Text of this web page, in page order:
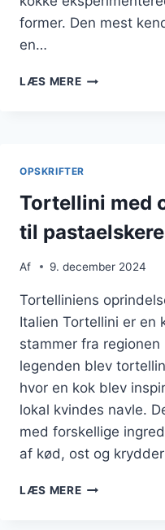
former. Den mest
en…
LÆS MERETORTELLINI
OPSKRIFTER
Tortellini med
til pastaelskere
Af 9. december 2024
Tortelliniens
Italien Tortellini er en
stammer fra regionen
legenden blev
hvor en kok blev
lokal kvindes navle.
med forskellige
af kød, ost og
LÆS MERETORTELLINI